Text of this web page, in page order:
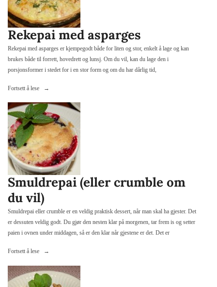
Rekepai med asparges
Rekepai med asparges er kjempegodt både for liten og stor, enkelt å lage og kan
brukes både til forrett, hovedrett og lunsj. Om du vil, kan du lage den i
porsjonsformer i stedet for i en stor form og om du har dårlig tid,
Fortsett å lese
«Rekepai
asparges»
Smuldrepai (eller crumble om
du vil)
Smuldrepai eller crumble er en veldig praktisk dessert, når man skal ha gjester. Det
er dessuten veldig godt. Du gjør den nesten klar på morgenen, tar frem is og setter
paien i ovnen under middagen, så er den klar når gjestene er det. Det er
Fortsett å lese
«Smuldrepai
crumble
om